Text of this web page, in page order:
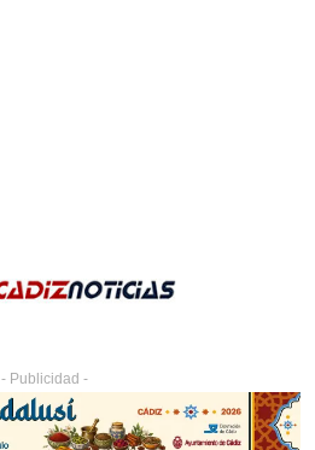
- Publicidad -